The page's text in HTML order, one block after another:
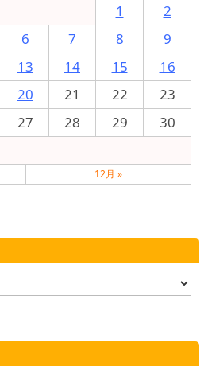
1
2
6 7 8
9
13 14 15
16
20 21 22
23
27 28 29
30
12月 »